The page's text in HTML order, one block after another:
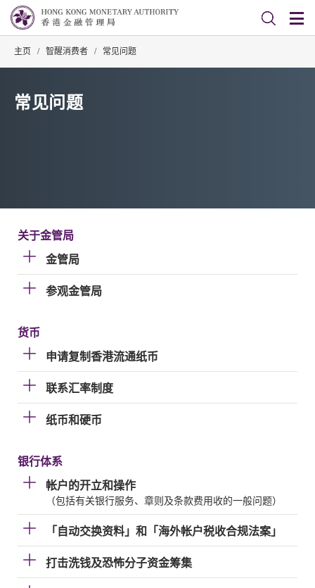
主页 / 智醒消费者 / 常见问题
常见问题
关于金管局
金管局
参观金管局
货币
申请复制香港流通纸币
联系汇率制度
纸币和硬币
银行体系
帐户的开立和操作
（包括有关银行服务、章则及条款费用收的一般问题）
「自动交换资料」和「海外帐户税收合规法案」
打击洗钱及恐怖分子资金筹集